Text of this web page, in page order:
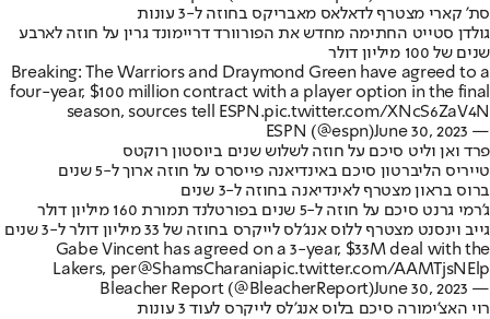
סת' קארי מצטרף לדאלאס מאבריקס בחוזה ל-3 עונות
גולדן סטייט החתימה מחדש את הפורוורד דריימונד גרין על חוזה לארבע
שנים של 100 מיליון דולר
Breaking: The Warriors and Draymond Green have agreed to a
four-year, $100 million contract with a player option in the final
season, sources tell ESPN.pic.twitter.com/XNcS6ZaV4N
— ESPN (@espn)
June 30, 2023
פרד ואן וליט סיכם על חוזה לשלוש שנים ביוסטון רוקטס
טייריס הליברטון סיכם באינדיאנה פייסרס על חוזה ארוך ל-5 שנים
ברוס בראון מצטרף לאינדיאנה בחוזה ל-3 שנים
ג'רמי גרנט סיכם על חוזה ל-5 שנים בפורטלנד תמורת 160 מיליון דולר
גייב וינסנט מצטרף ללוס אנג'לס לייקרס בחוזה של 33 מיליון דולר ל-3 שנים
Gabe Vincent has agreed on a 3-year, $33M deal with the
Lakers, per@ShamsCharaniapic.twitter.com/AAMTjsNElp
— Bleacher Report (@BleacherReport)
June 30, 2023
רוי האצ'ימורה סיכם בלוס אנג'לס לייקרס לעוד 3 עונות